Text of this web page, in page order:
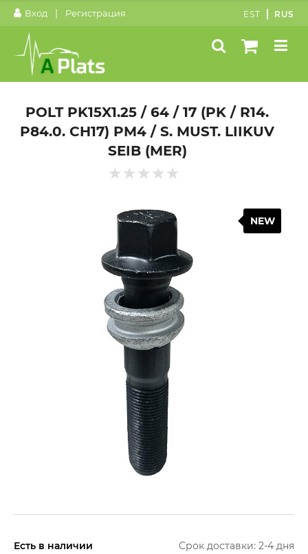
Вход | Регистрация EST RUS
POLT PK15X1.25 / 64 / 17 (PK / R14.
P84.0. CH17) PM4 / S. MUST. LIIKUV
SEIB (MER)
NEW
Есть в наличии Срок доставки: 2-4 дня